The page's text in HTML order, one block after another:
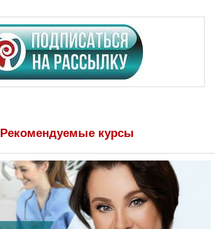
Рекомендуемые курсы